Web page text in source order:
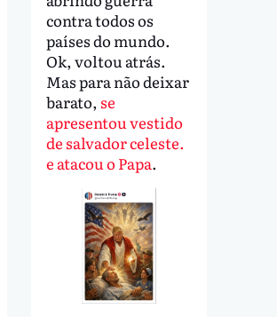
contra todos os
países do mundo.
Ok, voltou atrás.
Mas para não deixar
barato, se
apresentou vestido
de salvador celeste.
e atacou o Papa.